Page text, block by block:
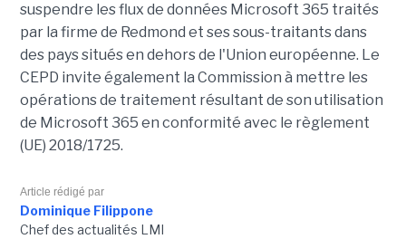
suspendre les flux de données Microsoft 365 traités
par la firme de Redmond et ses sous-traitants dans
des pays situés en dehors de l'Union européenne. Le
CEPD invite également la Commission à mettre les
opérations de traitement résultant de son utilisation
de Microsoft 365 en conformité avec le règlement
(UE) 2018/1725.
Article rédigé par
Dominique Filippone
Chef des actualités LMI